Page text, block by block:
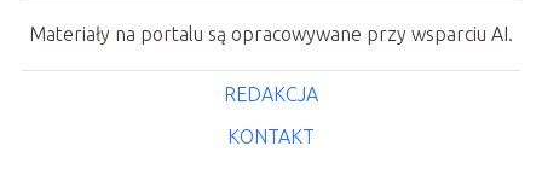
Materiały na portalu są opracowywane przy wsparciu AI.
REDAKCJA
KONTAKT